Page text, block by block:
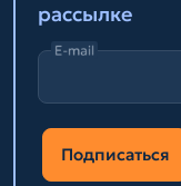
рассылке
E-mail
Подписаться